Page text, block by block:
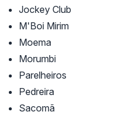
Jockey Club
M'Boi Mirim
Moema
Morumbi
Parelheiros
Pedreira
Sacomã